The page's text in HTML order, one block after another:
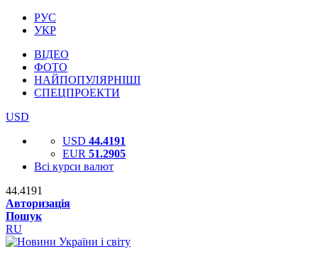
РУС
УКР
ВІДЕО
ФОТО
НАЙПОПУЛЯРНІШІ
СПЕЦПРОЕКТИ
USD
USD 44.4191
EUR 51.2905
Всі курси валют
44.4191
Авторизація
Пошук
RU